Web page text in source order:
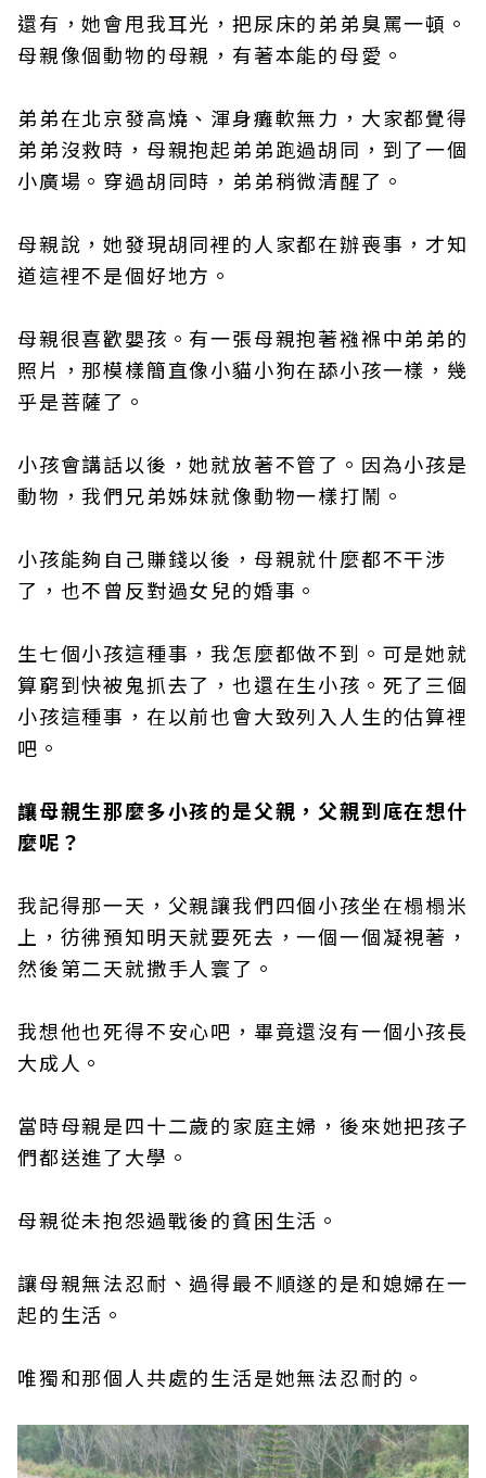
還有，她會甩我耳光，把尿床的弟弟臭罵一頓。
母親像個動物的母親，有著本能的母愛。
弟弟在北京發高燒、渾身癱軟無力，大家都覺得
弟弟沒救時，母親抱起弟弟跑過胡同，到了一個
小廣場。穿過胡同時，弟弟稍微清醒了。
母親說，她發現胡同裡的人家都在辦喪事，才知
道這裡不是個好地方。
母親很喜歡嬰孩。有一張母親抱著襁褓中弟弟的
照片，那模樣簡直像小貓小狗在舔小孩一樣，幾
乎是菩薩了。
小孩會講話以後，她就放著不管了。因為小孩是
動物，我們兄弟姊妹就像動物一樣打鬧。
小孩能夠自己賺錢以後，母親就什麼都不干涉
了，也不曾反對過女兒的婚事。
生七個小孩這種事，我怎麼都做不到。可是她就
算窮到快被鬼抓去了，也還在生小孩。死了三個
小孩這種事，在以前也會大致列入人生的估算裡
吧。
讓母親生那麼多小孩的是父親，父親到底在想什
麼呢？
我記得那一天，父親讓我們四個小孩坐在榻榻米
上，彷彿預知明天就要死去，一個一個凝視著，
然後第二天就撒手人寰了。
我想他也死得不安心吧，畢竟還沒有一個小孩長
大成人。
當時母親是四十二歲的家庭主婦，後來她把孩子
們都送進了大學。
母親從未抱怨過戰後的貧困生活。
讓母親無法忍耐、過得最不順遂的是和媳婦在一
起的生活。
唯獨和那個人共處的生活是她無法忍耐的。